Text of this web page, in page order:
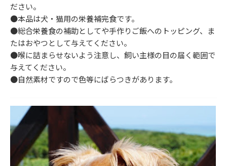
ださい。
●本品は犬・猫用の栄養補完食です。
●総合栄養食の補助としてや手作りご飯へのトッピング、ま
たはおやつとして与えてください。
●喉に詰まらせないよう注意し、飼い主様の目の届く範囲で
与えてください。
●自然素材ですので色等にばらつきがあります。